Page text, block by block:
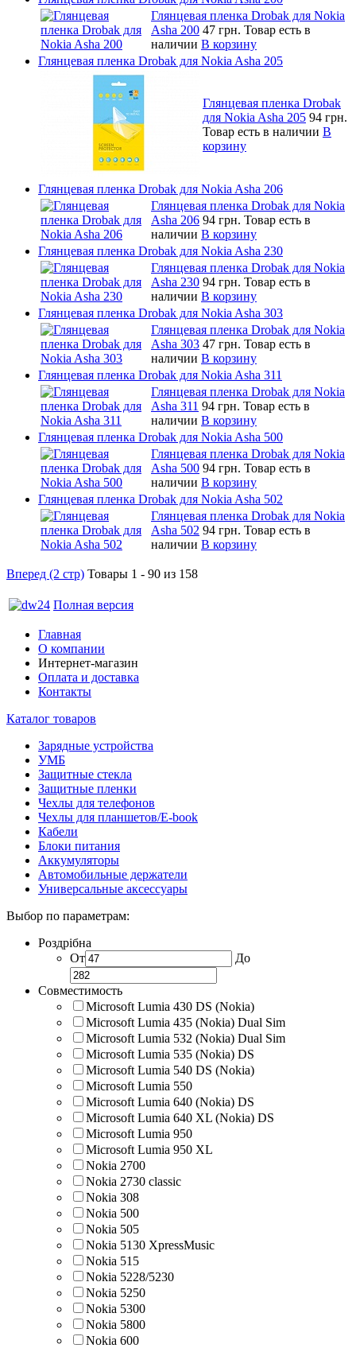
Глянцевая пленка Drobak для Nokia
Asha 200 47 грн. Товар есть в
наличии В корзину
Глянцевая пленка Drobak для Nokia Asha 205
Глянцевая пленка Drobak
для Nokia Asha 205 94 грн.
Товар есть в наличии В
корзину
Глянцевая пленка Drobak для Nokia Asha 206
Глянцевая пленка Drobak для Nokia
Asha 206 94 грн. Товар есть в
наличии В корзину
Глянцевая пленка Drobak для Nokia Asha 230
Глянцевая пленка Drobak для Nokia
Asha 230 94 грн. Товар есть в
наличии В корзину
Глянцевая пленка Drobak для Nokia Asha 303
Глянцевая пленка Drobak для Nokia
Asha 303 47 грн. Товар есть в
наличии В корзину
Глянцевая пленка Drobak для Nokia Asha 311
Глянцевая пленка Drobak для Nokia
Asha 311 94 грн. Товар есть в
наличии В корзину
Глянцевая пленка Drobak для Nokia Asha 500
Глянцевая пленка Drobak для Nokia
Asha 500 94 грн. Товар есть в
наличии В корзину
Глянцевая пленка Drobak для Nokia Asha 502
Глянцевая пленка Drobak для Nokia
Asha 502 94 грн. Товар есть в
наличии В корзину
Вперед (2 стр) Товары 1 - 90 из 158
Полная версия
Главная
О компании
Интернет-магазин
Оплата и доставка
Контакты
Каталог товаров
Зарядные устройства
УМБ
Защитные стекла
Защитные пленки
Чехлы для телефонов
Чехлы для планшетов/E-book
Кабели
Блоки питания
Аккумуляторы
Автомобильные держатели
Универсальные аксессуары
Выбор по параметрам:
Роздрібна
От
До
Совместимость
Microsoft Lumia 430 DS (Nokia)
Microsoft Lumia 435 (Nokia) Dual Sim
Microsoft Lumia 532 (Nokia) Dual Sim
Microsoft Lumia 535 (Nokia) DS
Microsoft Lumia 540 DS (Nokia)
Microsoft Lumia 550
Microsoft Lumia 640 (Nokia) DS
Microsoft Lumia 640 XL (Nokia) DS
Microsoft Lumia 950
Microsoft Lumia 950 XL
Nokia 2700
Nokia 2730 classic
Nokia 308
Nokia 500
Nokia 505
Nokia 5130 XpressMusic
Nokia 515
Nokia 5228/5230
Nokia 5250
Nokia 5300
Nokia 5800
Nokia 600